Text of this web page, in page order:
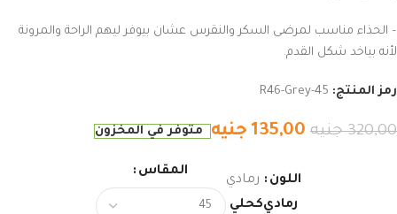
– الحذاء مناسب لمرضى السكر والنقرس عشان بيوفر ليهم الراحة والمرونة
لأنه بياخد شكل القدم.
رمز المنتج: R46-Grey-45
320,00 جنيه 135,00 جنيه متوفر في المخزون
اللون
رمادي
رماديكحلي
المقاس